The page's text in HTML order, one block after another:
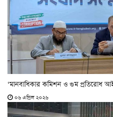
‘মানবাধিকার কমিশন ও গুম প্রতিরোধ
০৬ এপ্রিল ২০২৬